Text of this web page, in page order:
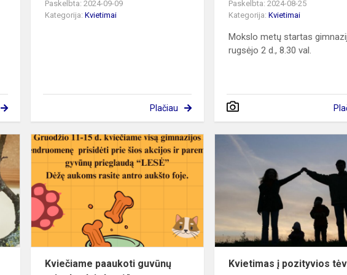
Paskelbta: 2024-09-09
Kategorija:Kvietimai
Plačiau
Paskelbta: 2024-08-25
Kategorija:Kvietimai
Mokslo metų startas
rugsėjo 2 d., 8.30 val.
JAU
MATĖTE?
Kviečiame
paaukoti
Kviečiame paaukoti guvūnų
Kvietimas į pozityvios